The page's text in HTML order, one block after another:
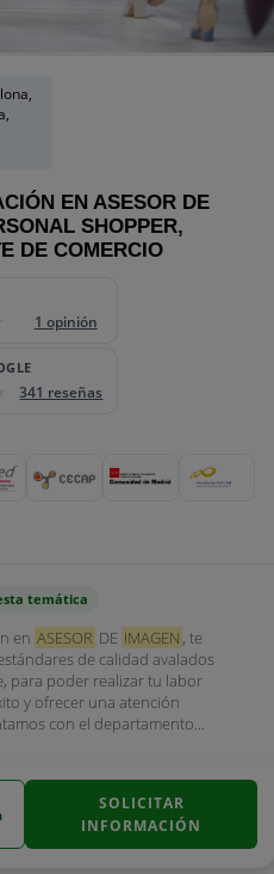
EN ASESOR DE
SHOPPER,
DE COMERCIO
1 opinión
341 reseñas
temática
en ASESOR DE IMAGEN , te
de calidad avalados
para poder realizar tu labor
y ofrecer una atención
con el departamento...
SOLICITAR
INFORMACIÓN